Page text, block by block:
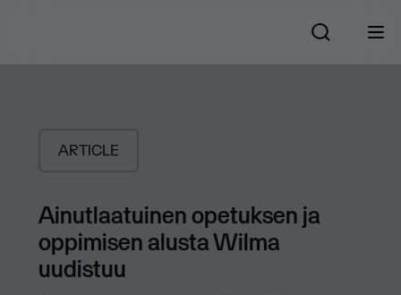
ARTICLE
Ainutlaatuinen opetuksen ja
oppimisen alusta Wilma
uudistuu